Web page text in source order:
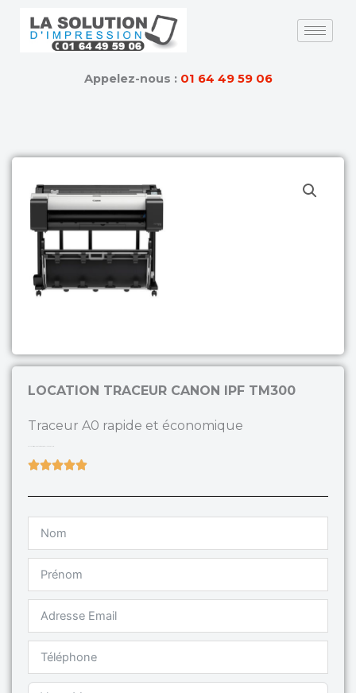
Appelez-nous : 01 64 49 59 06
LOCATION TRACEUR CANON IPF TM300
Traceur A0 rapide et économique
Rated
5